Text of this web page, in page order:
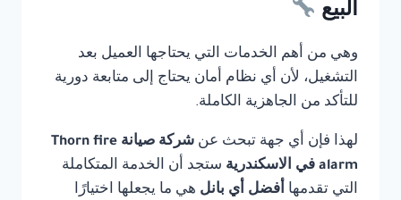
البيع
وهي من أهم الخدمات التي يحتاجها العميل بعد
التشغيل، لأن أي نظام أمان يحتاج إلى متابعة دورية
للتأكد من الجاهزية الكاملة.
لهذا فإن أي جهة تبحث عن
شركة صيانة Thorn fire
alarm في الاسكندرية
ستجد أن الخدمة المتكاملة
التي تقدمها أفضل أي بانل هي ما يجعلها اختيارًا